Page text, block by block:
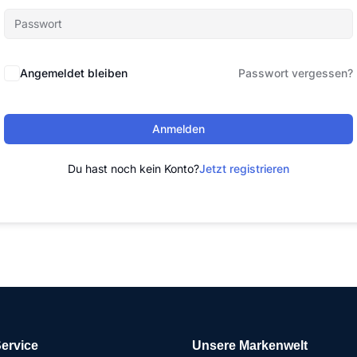
Angemeldet bleiben Passwort vergessen?
Anmelden
Du hast noch kein Konto?Jetzt registrieren
Unsere Markenwelt